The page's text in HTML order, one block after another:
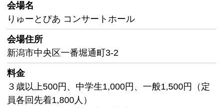
会場名
りゅーとぴあ コンサートホール
会場住所
新潟市中央区一番堀通町3-2
料金
３歳以上500円、中学生1,000円、一般1,500円（定
員各回先着1,800人）